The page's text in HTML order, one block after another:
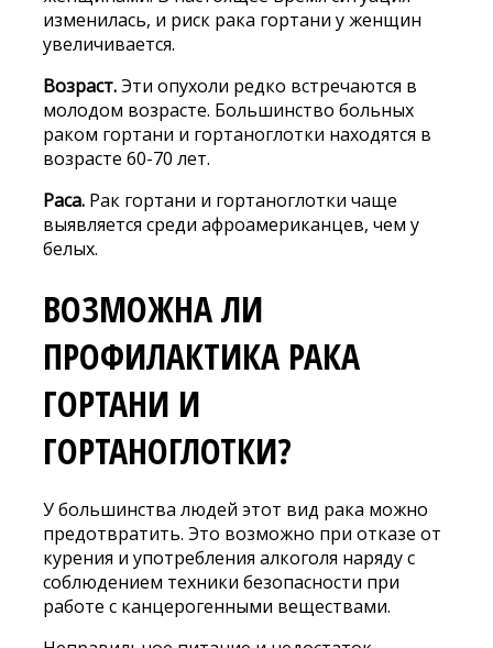
изменилась, и риск рака гортани у женщин
увеличивается.
Возраст.Эти опухоли редко встречаются в
молодом возрасте. Большинство больных
раком гортани и гортаноглотки находятся в
возрасте 60-70 лет.
Раса.Рак гортани и гортаноглотки чаще
выявляется среди афроамериканцев, чем у
белых.
ВОЗМОЖНА ЛИ
ПРОФИЛАКТИКА РАКА
ГОРТАНИ И
ГОРТАНОГЛОТКИ?
У большинства людей этот вид рака можно
предотвратить. Это возможно при отказе от
курения и употребления алкоголя наряду с
соблюдением техники безопасности при
работе с канцерогенными веществами.